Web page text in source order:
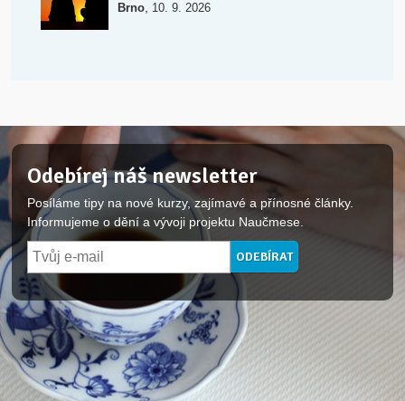
Brno, 10. 9. 2026
Odebírej náš newsletter
Posíláme tipy na nové kurzy, zajímavé a přínosné články.
Informujeme o dění a vývoji projektu Naučmese.